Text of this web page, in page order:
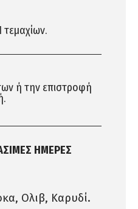
τεμαχίων.
ή την επιστροφή
ΗΜΕΡΕΣ
Ολιβ, Καρυδί.